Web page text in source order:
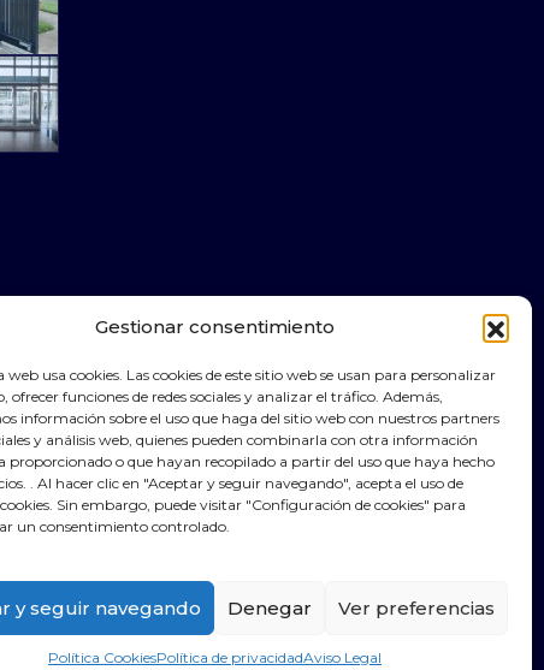
Gestionar consentimiento
web usa cookies. Las cookies de este sitio web se usan para personalizar
ofrecer funciones de redes sociales y analizar el tráfico. Además,
información sobre el uso que haga del sitio web con nuestros partners
y análisis web, quienes pueden combinarla con otra información
proporcionado o que hayan recopilado a partir del uso que haya hecho
. Al hacer clic en "Aceptar y seguir navegando", acepta el uso de
Sin embargo, puede visitar "Configuración de cookies" para
un consentimiento controlado.
y seguir navegando Denegar Ver preferencias
Política CookiesPolítica de privacidadAviso Legal